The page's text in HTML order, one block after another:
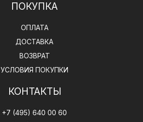
ПОКУПКА
ОПЛАТА
ДОСТАВКА
ВОЗВРАТ
УСЛОВИЯ ПОКУПКИ
КОНТАКТЫ
+7 (495) 640 00 60